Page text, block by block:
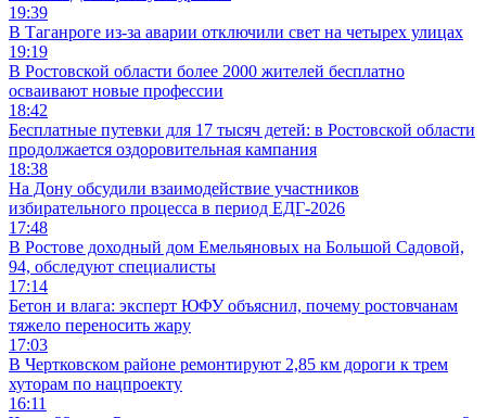
19:39
В Таганроге из-за аварии отключили свет на четырех улицах
19:19
В Ростовской области более 2000 жителей бесплатно
осваивают новые профессии
18:42
Бесплатные путевки для 17 тысяч детей: в Ростовской области
продолжается оздоровительная кампания
18:38
На Дону обсудили взаимодействие участников
избирательного процесса в период ЕДГ-2026
17:48
В Ростове доходный дом Емельяновых на Большой Садовой,
94, обследуют специалисты
17:14
Бетон и влага: эксперт ЮФУ объяснил, почему ростовчанам
тяжело переносить жару
17:03
В Чертковском районе ремонтируют 2,85 км дороги к трем
хуторам по нацпроекту
16:11